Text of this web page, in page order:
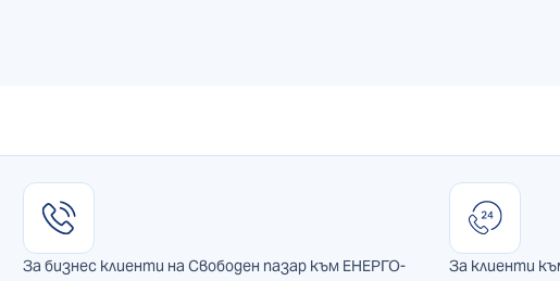
За бизнес клиенти на Свободен пазар към ЕНЕРГО-
За клиенти